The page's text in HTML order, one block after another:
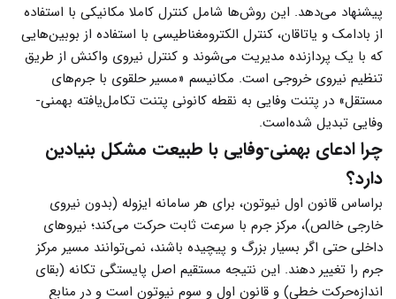
پیشنهاد می‌دهد. این روش‌ها شامل کنترل کاملا مکانیکی با استفاده
از بادامک و یاتاقان، کنترل الکترومغناطیسی با استفاده از بوبین‌هایی
که با یک پردازنده مدیریت می‌شوند و کنترل نیروی واکنش از طریق
تنظیم نیروی خروجی است. مکانیسم «مسیر حلقوی با جرم‌های
مستقل» در پتنت وفایی به نقطه کانونی پتنت تکامل‌یافته بهمنی-
وفایی تبدیل شده‌است.
چرا ادعای بهمنی-وفایی با طبیعت مشکل بنیادین
دارد؟
براساس قانون اول نیوتون، برای هر سامانه ایزوله (بدون نیروی
خارجی خالص)، مرکز جرم با سرعت ثابت حرکت می‌کند؛ نیروهای
داخلی حتی اگر بسیار بزرگ و پیچیده باشند، نمی‌توانند مسیر مرکز
جرم را تغییر دهند. این نتیجه مستقیم اصل پایستگی تکانه (بقای
اندازه‌حرکت خطی) و قانون اول و سوم نیوتون است و در منابع